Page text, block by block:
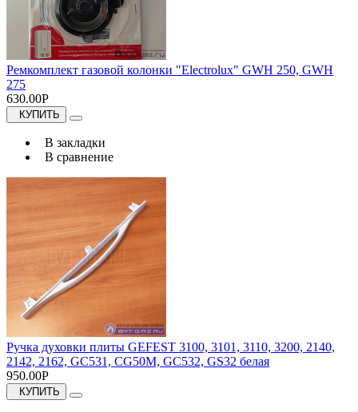
Ремкомплект газовой колонки "Electrolux" GWH 250, GWH
275
630.00Р
КУПИТЬ
В закладки
В сравнение
Ручка духовки плиты GEFEST 3100, 3101, 3110, 3200, 2140,
2142, 2162, GC531, CG50M, GC532, GS32 белая
950.00Р
КУПИТЬ